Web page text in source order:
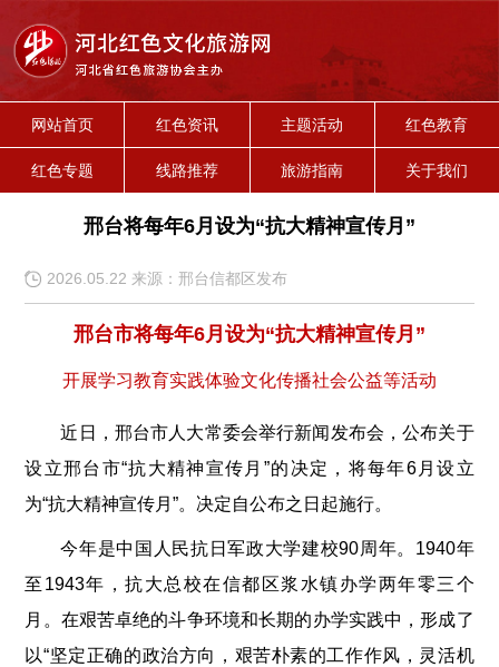
网站首页 红色资讯 主题活动 红色教育
红色专题 线路推荐 旅游指南 关于我们
邢台将每年6月设为“抗大精神宣传月”
2026.05.22 来源：邢台信都区发布
邢台市将每年6月设为“抗大精神宣传月”
开展学习教育实践体验文化传播社会公益等活动
近日，邢台市人大常委会举行新闻发布会，公布关于
设立邢台市“抗大精神宣传月”的决定，将每年6月设立
为“抗大精神宣传月”。决定自公布之日起施行。
今年是中国人民抗日军政大学建校90周年。1940年
至1943年，抗大总校在信都区浆水镇办学两年零三个
月。在艰苦卓绝的斗争环境和长期的办学实践中，形成了
以“坚定正确的政治方向，艰苦朴素的工作作风，灵活机